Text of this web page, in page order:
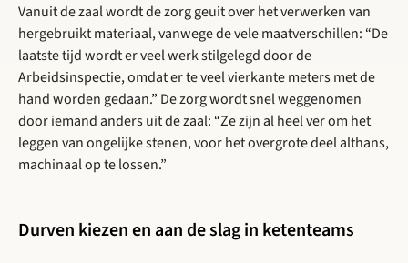
Vanuit de zaal wordt de zorg geuit over het verwerken van
hergebruikt materiaal, vanwege de vele maatverschillen: “De
laatste tijd wordt er veel werk stilgelegd door de
Arbeidsinspectie, omdat er te veel vierkante meters met de
hand worden gedaan.” De zorg wordt snel weggenomen
door iemand anders uit de zaal: “Ze zijn al heel ver om het
leggen van ongelijke stenen, voor het overgrote deel althans,
machinaal op te lossen.”
Durven kiezen en aan de slag in ketenteams